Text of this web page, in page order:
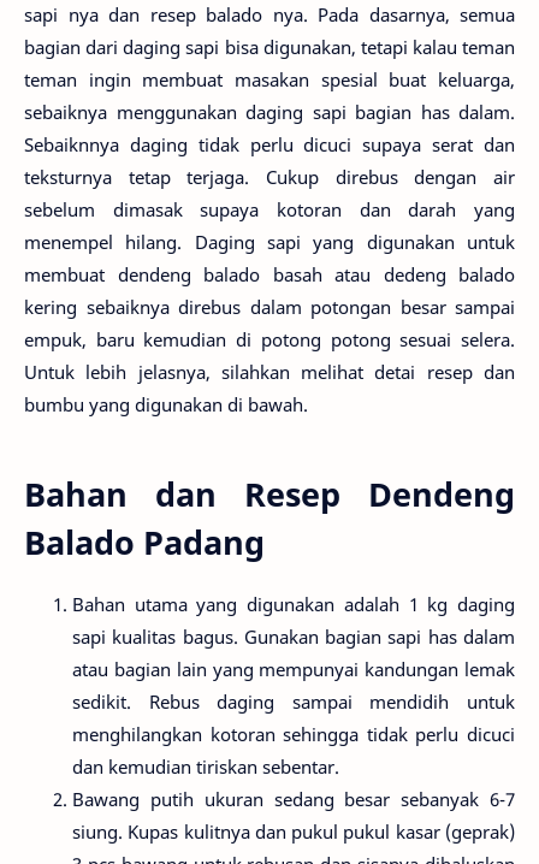
sapi nya dan resep balado nya. Pada dasarnya, semua
bagian dari daging sapi bisa digunakan, tetapi kalau teman
teman ingin membuat masakan spesial buat keluarga,
sebaiknya menggunakan daging sapi bagian has dalam.
Sebaiknnya daging tidak perlu dicuci supaya serat dan
teksturnya tetap terjaga. Cukup direbus dengan air
sebelum dimasak supaya kotoran dan darah yang
menempel hilang. Daging sapi yang digunakan untuk
membuat dendeng balado basah atau dedeng balado
kering sebaiknya direbus dalam potongan besar sampai
empuk, baru kemudian di potong potong sesuai selera.
Untuk lebih jelasnya, silahkan melihat detai resep dan
bumbu yang digunakan di bawah.
Bahan dan Resep Dendeng
Balado Padang
Bahan utama yang digunakan adalah 1 kg daging
sapi kualitas bagus. Gunakan bagian sapi has dalam
atau bagian lain yang mempunyai kandungan lemak
sedikit. Rebus daging sampai mendidih untuk
menghilangkan kotoran sehingga tidak perlu dicuci
dan kemudian tiriskan sebentar.
Bawang putih ukuran sedang besar sebanyak 6-7
siung. Kupas kulitnya dan pukul pukul kasar (geprak)